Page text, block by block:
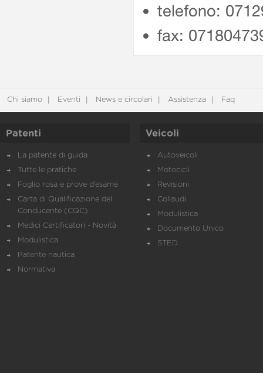
telefono:
fax:
Chi siamo Eventi News e circolari Assistenza Faq
Patenti
La patente di guida
Tutte le pratiche
Foglio rosa e prove d’esame
Carta di Qualificazione del
Conducente (CQC)
Medici Certificatori - Novità
Modulistica
Patente nautica
Normativa
Veicoli
Autoveicoli
Motocicli
Revisioni
Collaudi
Modulistica
Documento Unico
STED